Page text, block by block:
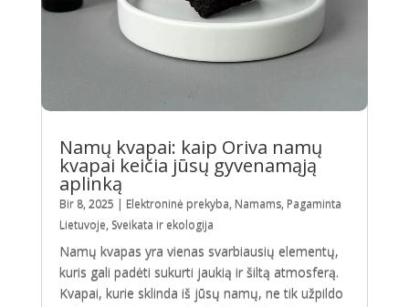
Namų kvapai: kaip Oriva namų
kvapai keičia jūsų gyvenamąją
aplinką
Bir 8, 2025 | Elektroninė prekyba, Namams, Pagaminta
Lietuvoje, Sveikata ir ekologija
Namų kvapas yra vienas svarbiausių elementų,
kuris gali padėti sukurti jaukią ir šiltą atmosferą.
Kvapai, kurie sklinda iš jūsų namų, ne tik užpildo